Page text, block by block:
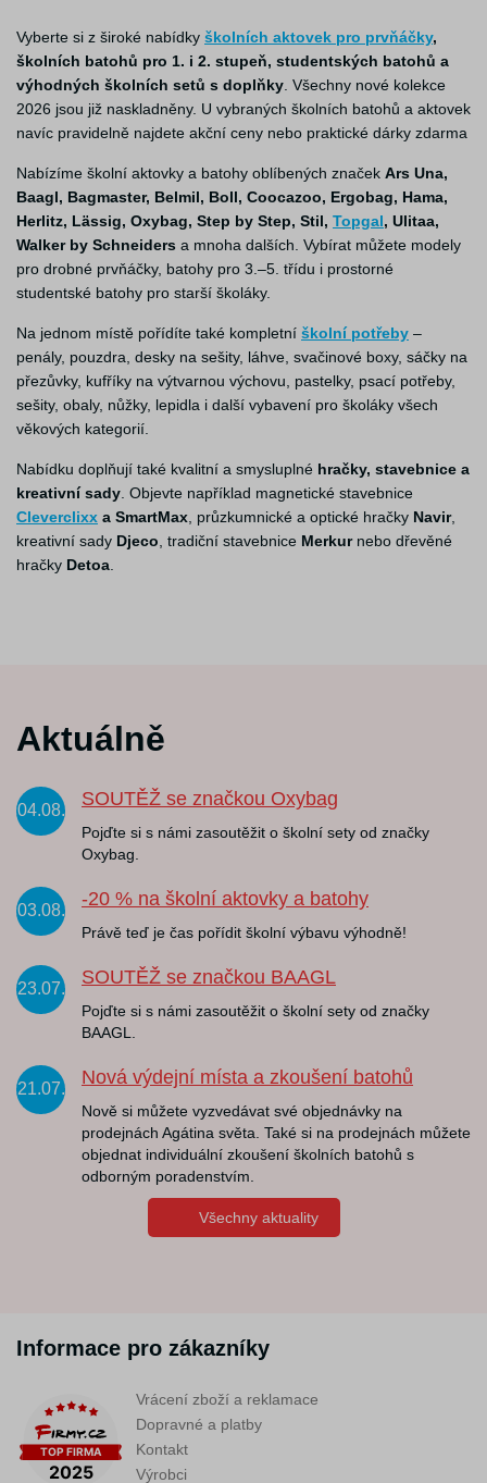
Vyberte si z široké nabídky školních aktovek pro prvňáčky,
školních batohů pro 1. i 2. stupeň, studentských batohů a
výhodných školních setů s doplňky . Všechny nové kolekce
2026 jsou již naskladněny. U vybraných školních batohů a aktovek
navíc pravidelně najdete akční ceny nebo praktické dárky zdarma
Nabízíme školní aktovky a batohy oblíbených značek Ars Una,
Baagl, Bagmaster, Belmil, Boll, Coocazoo, Ergobag, Hama,
Herlitz, Lässig, Oxybag, Step by Step, Stil, Topgal, Ulitaa,
Walker by Schneiders a mnoha dalších. Vybírat můžete modely
pro drobné prvňáčky, batohy pro 3.–5. třídu i prostorné
studentské batohy pro starší školáky.
Na jednom místě pořídíte také kompletní školní potřeby –
penály, pouzdra, desky na sešity, láhve, svačinové boxy, sáčky na
přezůvky, kufříky na výtvarnou výchovu, pastelky, psací potřeby,
sešity, obaly, nůžky, lepidla i další vybavení pro školáky všech
věkových kategorií.
Nabídku doplňují také kvalitní a smysluplné hračky, stavebnice a
kreativní sady . Objevte například magnetické stavebnice
Cleverclixx a SmartMax , průzkumnické a optické hračky Navir,
kreativní sady Djeco , tradiční stavebnice Merkurnebo dřevěné
hračky Detoa
Aktuálně
04.08.
SOUTĚŽ se značkou Oxybag
Pojďte si s námi zasoutěžit o školní sety od značky
Oxybag.
03.08.
-20 % na školní aktovky a batohy
Právě teď je čas pořídit školní výbavu výhodně!
23.07.
SOUTĚŽ se značkou BAAGL
Pojďte si s námi zasoutěžit o školní sety od značky
BAAGL.
21.07.
Nová výdejní místa a zkoušení batohů
Nově si můžete vyzvedávat své objednávky na
prodejnách Agátina světa. Také si na prodejnách můžete
objednat individuální zkoušení školních batohů s
odborným poradenstvím.
Všechny aktuality
Informace pro zákazníky
Vrácení zboží a reklamace
Dopravné a platby
Kontakt
Výrobci